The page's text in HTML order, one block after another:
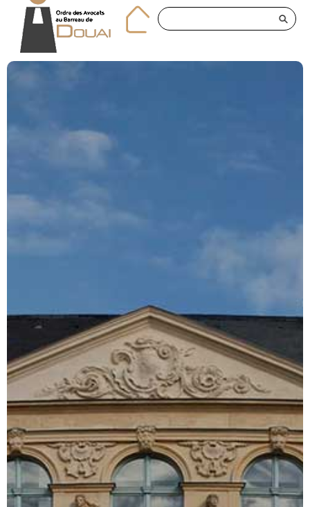
Panneau de gestion des cookies